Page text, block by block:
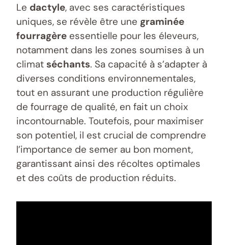
Le dactyle, avec ses caractéristiques
uniques, se révèle être une graminée
fourragère essentielle pour les éleveurs,
notamment dans les zones soumises à un
climat séchants. Sa capacité à s’adapter à
diverses conditions environnementales,
tout en assurant une production régulière
de fourrage de qualité, en fait un choix
incontournable. Toutefois, pour maximiser
son potentiel, il est crucial de comprendre
l’importance de semer au bon moment,
garantissant ainsi des récoltes optimales
et des coûts de production réduits.